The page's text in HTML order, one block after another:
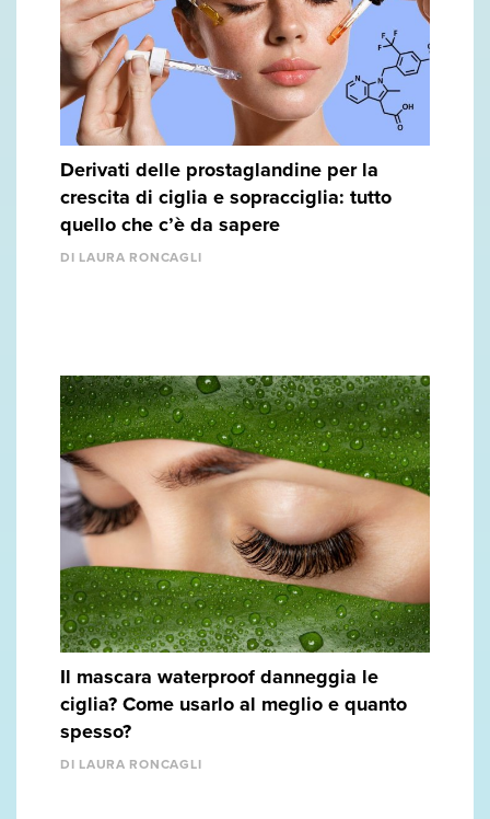
Derivati delle prostaglandine per la
crescita di ciglia e sopracciglia: tutto
quello che c’è da sapere
DI LAURA RONCAGLI
Il mascara waterproof danneggia le
ciglia? Come usarlo al meglio e quanto
spesso?
DI LAURA RONCAGLI